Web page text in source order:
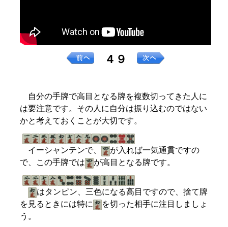
４９
自分の手牌で高目となる牌を複数切ってきた人に
は要注意です。その人に自分は振り込むのではない
かと考えておくことが大切です。
イーシャンテンで、
が入れば一気通貫ですの
で、この手牌では
が高目となる牌です。
はタンピン、三色になる高目ですので、捨て牌
を見るときには特に
を切った相手に注目しましょ
う。